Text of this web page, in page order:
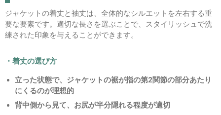
ジャケットの着丈と袖丈は、全体的なシルエットを左右する重
要な要素です。適切な長さを選ぶことで、スタイリッシュで洗
練された印象を与えることができます。
・着丈の選び方
立った状態で、ジャケットの裾が指の第2関節の部分あたり
にくるのが理想的
背中側から見て、お尻が半分隠れる程度が適切